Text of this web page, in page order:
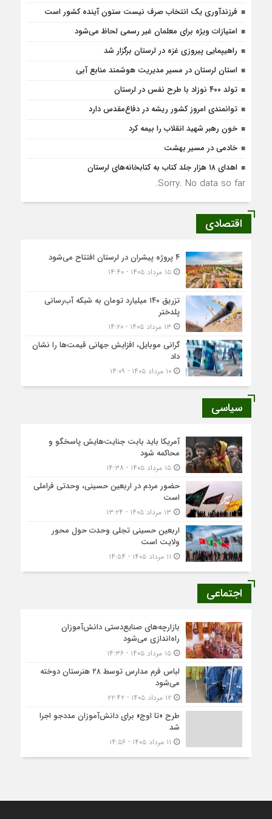
فرزندآوری یک انتخاب صرف نیست ستون آینده کشور است
امتیازات ویژه برای معلمان غیر رسمی لحاظ می‌شود
راهیپمایی پیروزی غزه در لرستان برگزار شد
استان لرستان در مسیر مدیریت هوشمند منابع آبی
تولد ۴۰۰ نوزاد با طرح نفس در لرستان
توانمندی امروز کشور ریشه در دفاع‌مقدس دارد
خون رهبر شهید انقلاب را بیمه کرد
خادمی در مسیر بهشت
اهدای ۱۸ هزار جلد کتاب به کتابخانه‌های لرستان
Sorry. No data so far.
اقتصادی
۴ پروژه پیشران در لرستان افتتاح می‌شود
۱۵ مرداد ۱۴۰۵ - ۱۴:۴۰
تزریق ۱۴۰ میلیارد تومان به شبکه آب‌رسانی
پلدختر
گرانی موبایل، افزایش جهانی قیمت‌ها را نشان
داد
۱۰ مرداد ۱۴۰۵ - ۱۴:۰۹
سیاسی
آمریکا باید بابت جنایت‌هایش پاسخگو و
محاکمه شود
۱۵ مرداد ۱۴۰۵ - ۱۴:۳۸
حضور مردم در اربعین حسینی، وحدتی فراملی
است
اربعین حسینی تجلی وحدت حول محور
ولایت است
اجتماعی
بازارچه‌های صنایع‌دستی دانش‌آموزان
راه‌اندازی می‌شود
۱۵ مرداد ۱۴۰۵ - ۱۴:۳۶
لباس فرم مدارس توسط ۲۸ هنرستان‌ دوخته
می‌شود
۱۲ مرداد ۱۴۰۵ - ۲۲:۴۲
طرح «تا اوج» برای دانش‌آموزان مددجو اجرا
شد